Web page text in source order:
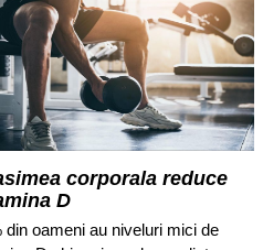
corporala reduce
D
din oameni au niveluri mici de